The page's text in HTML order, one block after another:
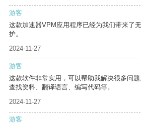
游客
这款加速器VPM应用程序已经为我们带来了
护。
2024-11-27
游客
这款软件非常实用，可以帮助我解决很多问
查找资料、翻译语言、编写代码等。
2024-11-27
游客